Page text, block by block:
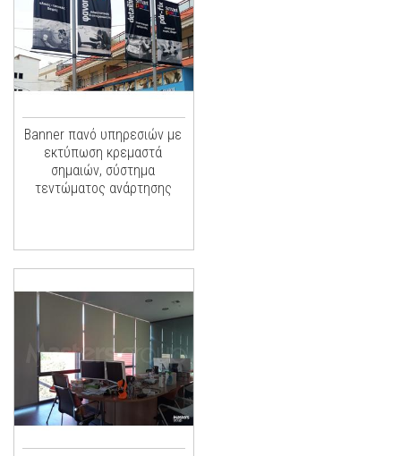
Banner πανό υπηρεσιών με
εκτύπωση κρεμαστά
σημαιών, σύστημα
τεντώματος ανάρτησης